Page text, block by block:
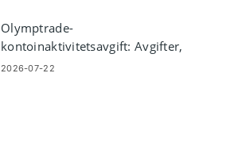
Olymptrade-
kontoinaktivitetsavgift: Avgifter,
när det gäller
2026-07-22